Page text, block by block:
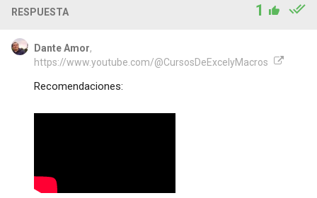
RESPUESTA 1
Dante Amor,
https://www.youtube.com/@CursosDeExcelyMacros
Recomendaciones: